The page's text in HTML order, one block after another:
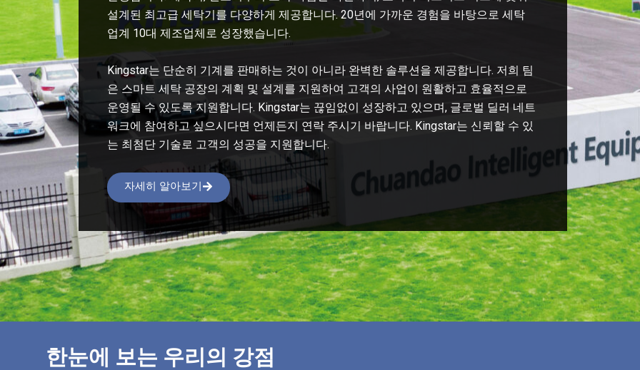
설계된 최고급 세탁기를 다양하게 제공합니다. 20년에 가까운 경험을 바탕으로 세탁
업계 10대 제조업체로 성장했습니다.
Kingstar는 단순히 기계를 판매하는 것이 아니라 완벽한 솔루션을 제공합니다. 저희 팀
은 스마트 세탁 공장의 계획 및 설계를 지원하여 고객의 사업이 원활하고 효율적으로
운영될 수 있도록 지원합니다. Kingstar는 끊임없이 성장하고 있으며, 글로벌 딜러 네트
워크에 참여하고 싶으시다면 언제든지 연락 주시기 바랍니다. Kingstar는 신뢰할 수 있
는 최첨단 기술로 고객의 성공을 지원합니다.
자세히 알아보기
한눈에 보는 우리의 강점